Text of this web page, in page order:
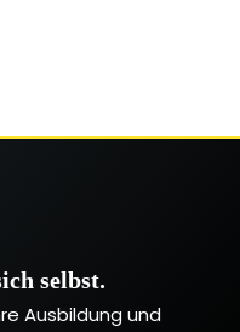
selbst.
Ausbildung und